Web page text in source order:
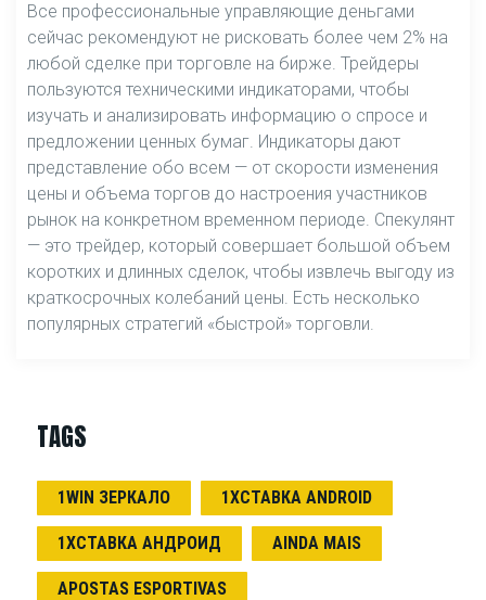
Все профессиональные управляющие деньгами
сейчас рекомендуют не рисковать более чем 2% на
любой сделке при торговле на бирже. Трейдеры
пользуются техническими индикаторами, чтобы
изучать и анализировать информацию о спросе и
предложении ценных бумаг. Индикаторы дают
представление обо всем — от скорости изменения
цены и объема торгов до настроения участников
рынок на конкретном временном периоде. Спекулянт
— это трейдер, который совершает большой объем
коротких и длинных сделок, чтобы извлечь выгоду из
краткосрочных колебаний цены. Есть несколько
популярных стратегий «быстрой» торговли.
TAGS
1WIN ЗЕРКАЛО 1ХСТАВКА ANDROID
1ХСТАВКА АНДРОИД AINDA MAIS
APOSTAS ESPORTIVAS